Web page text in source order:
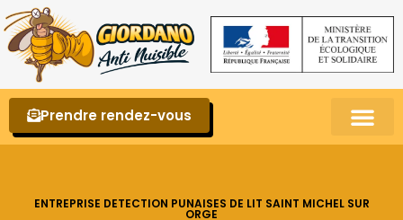
Prendre rendez-vous
ENTREPRISE DETECTION PUNAISES DE LIT SAINT MICHEL SUR
ORGE